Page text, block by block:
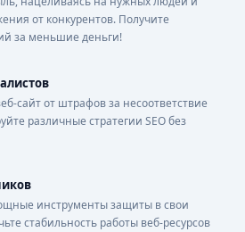
от конкурентов. Получите
за меньшие деньги!
сайт от штрафов за несоответствие
различные стратегии SEO без
инструменты защиты в свои
стабильность работы веб-ресурсов